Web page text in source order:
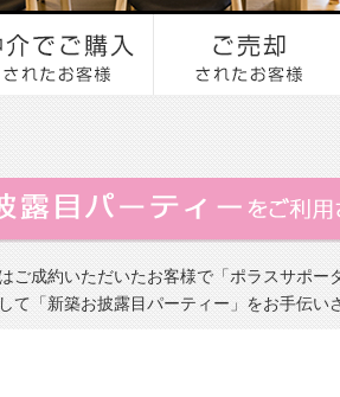
ご成約いただいたお客様で「ポラスサポ
て「新築お披露目パーティー」をお手伝い